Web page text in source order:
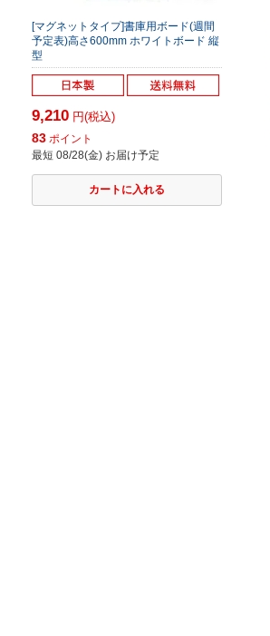
[マグネットタイプ]書庫用ボード(週間
予定表)高さ600mm ホワイトボード 縦
型
9,210 円(税込)
83 ポイント
最短 08/28(金) お届け予定